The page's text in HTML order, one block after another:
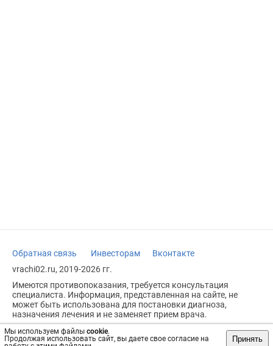
Мы используем файлы cookie.
Продолжая использовать сайт, вы даете свое согласие на
Принять
Обратная связь Инвесторам
Вконтакте
vrachi02.ru, 2019-2026 гг.
Имеются противопоказания, требуется консультация
специалиста. Информация, представленная на сайте, не
может быть использована для постановки диагноза,
назначения лечения и не заменяет прием врача.
Возрастное ограничение: 18+